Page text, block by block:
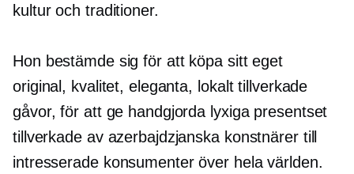
kultur och traditioner.
Hon bestämde sig för att köpa sitt eget
original, kvalitet, eleganta, lokalt tillverkade
gåvor, för att ge handgjorda lyxiga presentset
tillverkade av azerbajdzjanska konstnärer till
intresserade konsumenter över hela världen.